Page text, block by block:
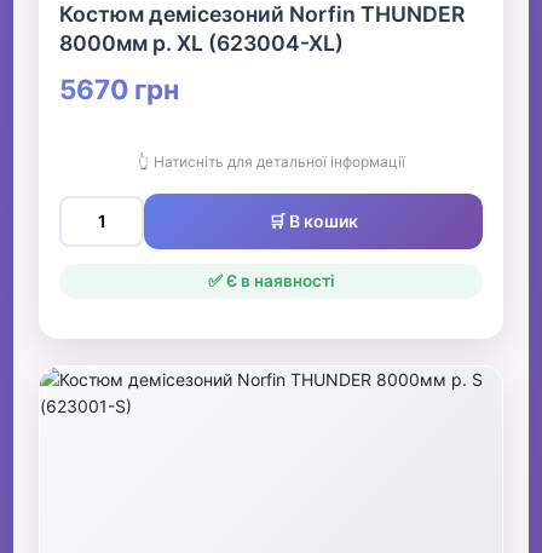
Костюм демісезоний Norfin THUNDER
8000мм р. XL (623004-XL)
5670 грн
👆 Натисніть для детальної інформації
🛒 В кошик
✅ Є в наявності